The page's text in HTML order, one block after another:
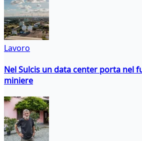
Lavoro
Nel Sulcis un data center porta nel
miniere